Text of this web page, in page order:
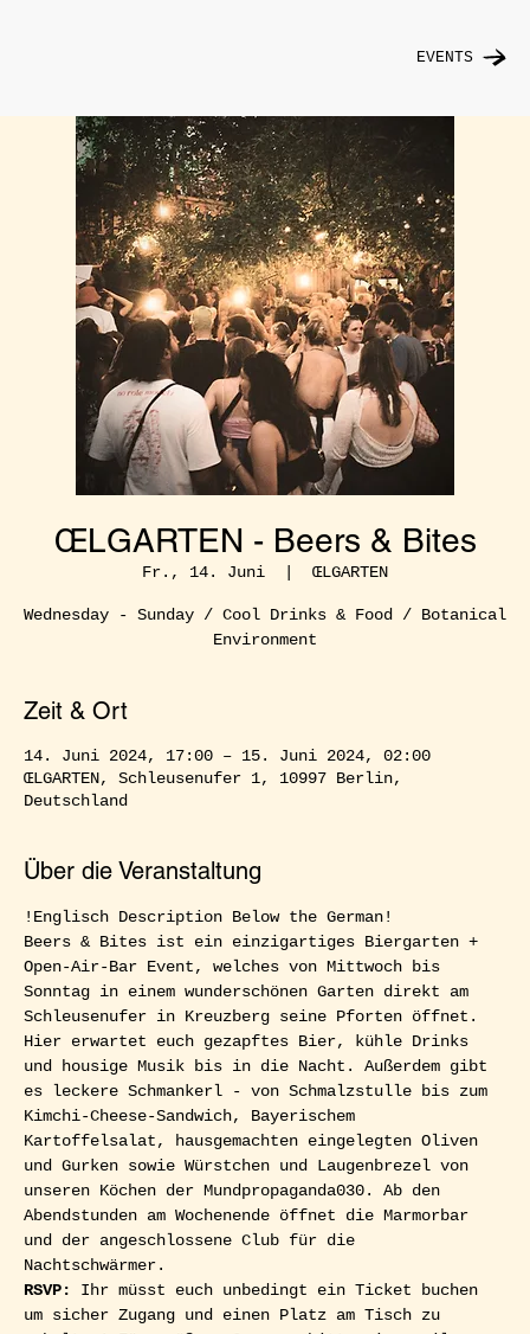
EVENTS
ŒLGARTEN - Beers & Bites
Fr., 14. Juni
  |
ŒLGARTEN
Wednesday - Sunday / Cool Drinks & Food / Botanical
Environment
Zeit & Ort
14. Juni 2024, 17:00 – 15. Juni 2024, 02:00
ŒLGARTEN, Schleusenufer 1, 10997 Berlin,
Deutschland
Über die Veranstaltung
!Englisch Description Below the German!
Beers & Bites ist ein einzigartiges Biergarten +
Open-Air-Bar Event, welches von Mittwoch bis
Sonntag in einem wunderschönen Garten direkt am
Schleusenufer in Kreuzberg seine Pforten öffnet.
Hier erwartet euch gezapftes Bier, kühle Drinks
und housige Musik bis in die Nacht. Außerdem gibt
es leckere Schmankerl - von Schmalzstulle bis zum
Kimchi-Cheese-Sandwich, Bayerischem
Kartoffelsalat, hausgemachten eingelegten Oliven
und Gurken sowie Würstchen und Laugenbrezel von
unseren Köchen der Mundpropaganda030. Ab den
Abendstunden am Wochenende öffnet die Marmorbar
und der angeschlossene Club für die
Nachtschwärmer.
RSVP: Ihr müsst euch unbedingt ein Ticket buchen
um sicher Zugang und einen Platz am Tisch zu